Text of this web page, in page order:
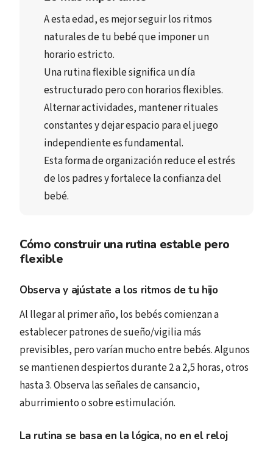
A esta edad, es mejor seguir los ritmos
naturales de tu bebé que imponer un
horario estricto.
Una rutina flexible significa un día
estructurado pero con horarios flexibles.
Alternar actividades, mantener rituales
constantes y dejar espacio para el juego
independiente es fundamental.
Esta forma de organización reduce el estrés
de los padres y fortalece la confianza del
bebé.
Cómo construir una rutina estable pero
flexible
Observa y ajústate a los ritmos de tu hijo
Al llegar al primer año, los bebés comienzan a
establecer patrones de sueño/vigilia más
previsibles, pero varían mucho entre bebés. Algunos
se mantienen despiertos durante 2 a 2,5 horas, otros
hasta 3. Observa las señales de cansancio,
aburrimiento o sobre estimulación.
La rutina se basa en la lógica, no en el reloj